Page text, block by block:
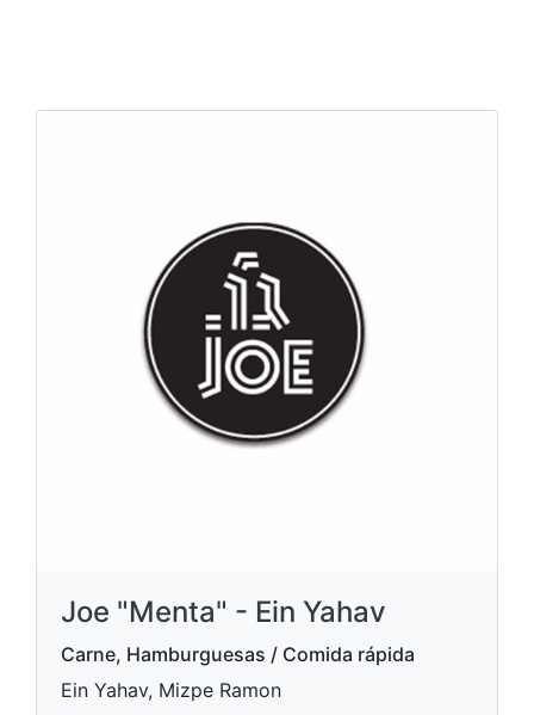
Joe "Menta" - Ein Yahav
Carne, Hamburguesas / Comida rápida
Ein Yahav, Mizpe Ramon